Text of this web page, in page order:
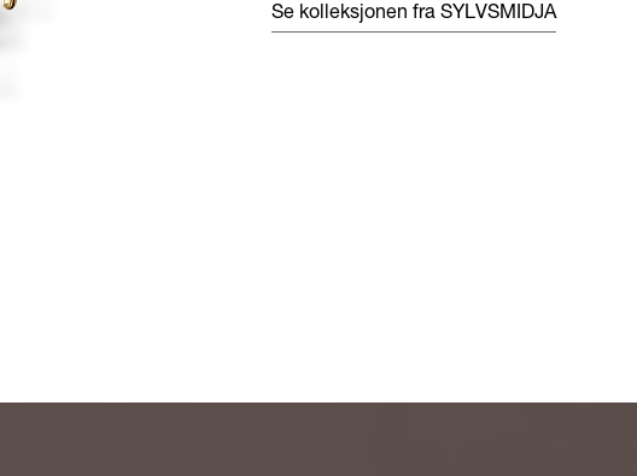
Se kolleksjonen fra SYLVSMIDJA